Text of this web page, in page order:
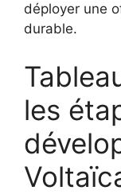
déployer une
durable.
les